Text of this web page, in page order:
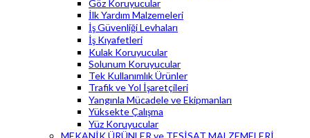
Göz Koruyucular
İlk Yardım Malzemeleri
İş Güvenliği Levhaları
İş Kıyafetleri
Kulak Koruyucular
Solunum Koruyucular
Tek Kullanımlık Ürünler
Trafik ve Yol İşaretçileri
Yangınla Mücadele ve Ekipmanları
Yüksekte Çalışma
Yüz Koruyucular
MEKANİK ÜRÜNLER ve TESİSAT MALZEMELERİ